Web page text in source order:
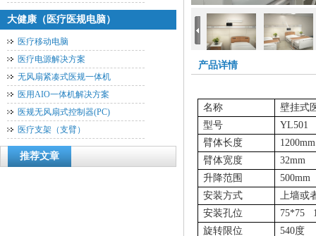
大健康（医疗医规电脑）
医疗移动电脑
医疗电源解决方案
无风扇紧凑式医规一体机
医用AIO一体机解决方案
医规无风扇式控制器(PC)
医疗支架（支臂）
推荐文章
产品详情
名称
壁挂式
型号
YL501
臂体长度
1200mm
臂体宽度
32mm
升降范围
500mm
安装方式
上墙或
安装孔位
75*75
旋转限位
540度